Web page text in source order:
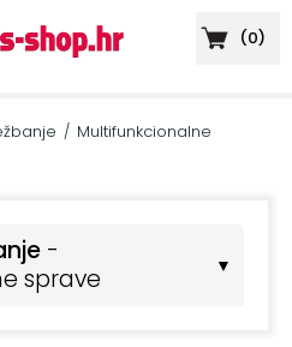
(0)
/ Multifunkcionalne
-
sprave
▼